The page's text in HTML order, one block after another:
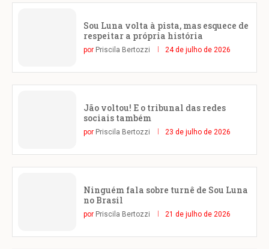
Sou Luna volta à pista, mas esquece de
respeitar a própria história
por Priscila Bertozzi 24 de julho de 2026
Jão voltou! E o tribunal das redes
sociais também
por Priscila Bertozzi 23 de julho de 2026
Ninguém fala sobre turnê de Sou Luna
no Brasil
por Priscila Bertozzi 21 de julho de 2026